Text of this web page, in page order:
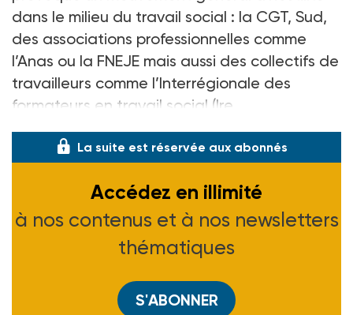
dans le milieu du travail social : la CGT, Sud,
des associations professionnelles comme
l’Anas ou la FNEJE mais aussi des collectifs de
travailleurs comme l’Interrégionale des
formateurs en travail social (Ire
La suite est réservée aux abonnés
Accédez en illimité
à nos contenus et à nos newsletters
thématiques
S'ABONNER